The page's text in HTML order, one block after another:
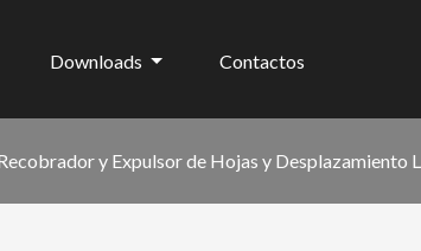
Downloads Contactos
y Expulsor de Hojas y Desplazamiento